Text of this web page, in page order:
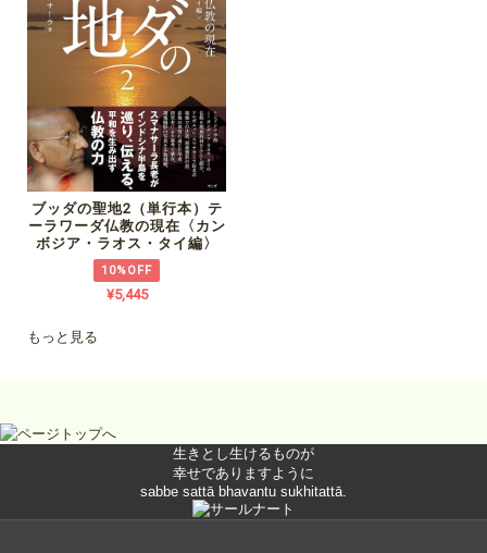
ブッダの聖地2（単行本）テ
ーラワーダ仏教の現在〈カン
ボジア・ラオス・タイ編〉
10%OFF
¥5,445
もっと見る
生きとし生けるものが
幸せでありますように
sabbe sattā bhavantu sukhitattā.